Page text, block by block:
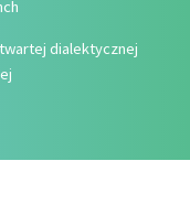
dialektycznej